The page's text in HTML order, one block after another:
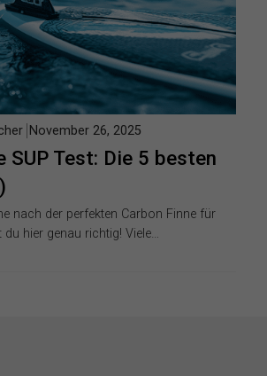
SUP Test: Die 5 besten
November 26, 2025
nach der perfekten Carbon Finne für
du hier genau richtig! Viele…